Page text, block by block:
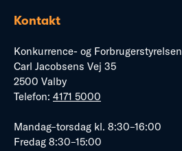
Kontakt
Konkurrence- og Forbrugerstyrelsen
Carl Jacobsens Vej 35
2500 Valby
Telefon: 4171 5000
Mandag–torsdag kl. 8:30–16:00
Fredag 8:30–15:00